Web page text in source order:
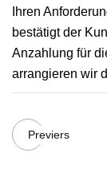
Ihren
bestätigt der
Anzahlung für
arrangieren wir
Previers